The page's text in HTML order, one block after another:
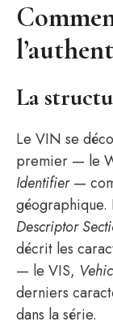
La
Le VIN se
premier — le
Identifier—
Descriptor
décrit les
— le VIS,
derniers
dans la série.